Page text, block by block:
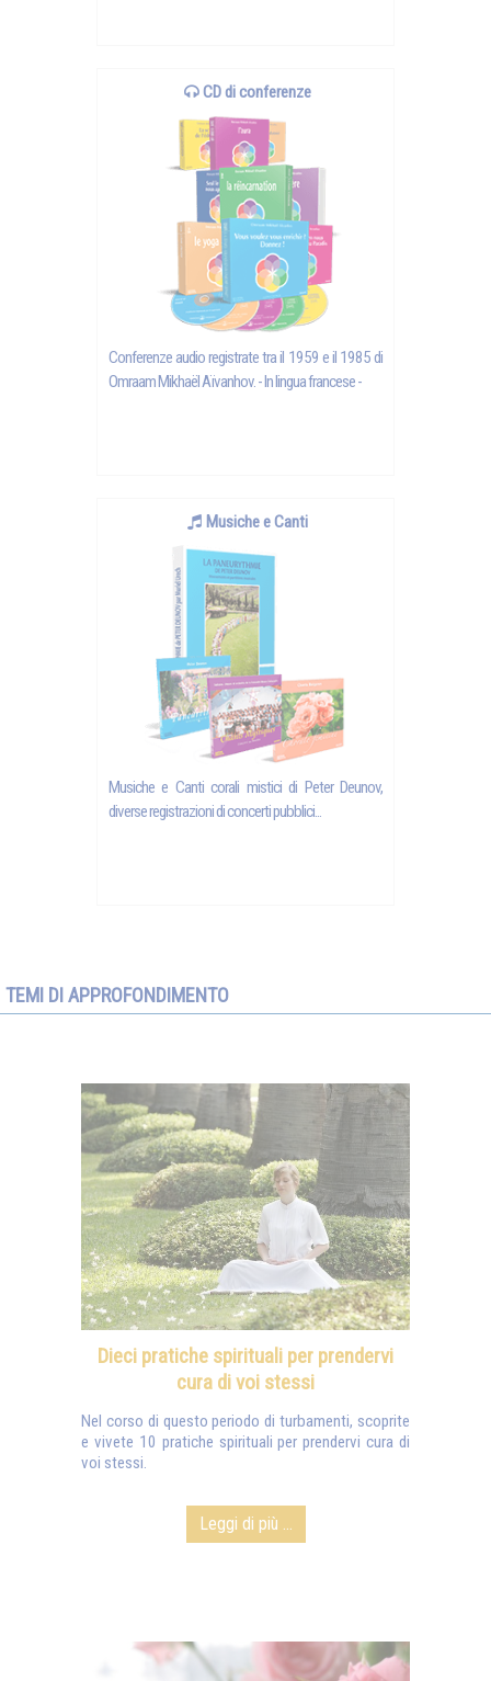
CD di conferenze
Conferenze audio registrate tra il 1959 e il 1985 di
Omraam Mikhaël Aïvanhov. - In lingua francese -
Musiche e Canti
Musiche e Canti corali mistici di Peter Deunov,
diverse registrazioni di concerti pubblici...
TEMI DI APPROFONDIMENTO
Dieci pratiche spirituali per prendervi
cura di voi stessi
Nel corso di questo periodo di turbamenti, scoprite
e vivete 10 pratiche spirituali per prendervi cura di
voi stessi.
Leggi di più ...